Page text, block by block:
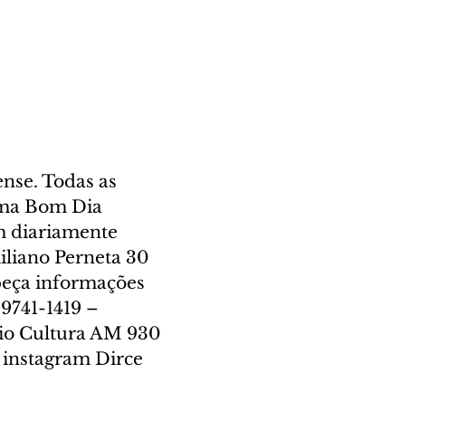
Todas as
Bom Dia
diariamente
Perneta 30
informações
1419 –
Cultura AM 930
Dirce